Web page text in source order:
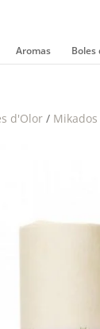
Aromas Boles
d'Olor / Mikados